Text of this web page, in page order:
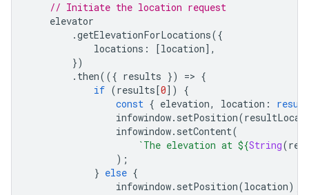
// Initiate the location request
elevator
.getElevationForLocations({
locations : [location],
})
. then(({ results }) => {
if (results [0])
{
const { elevation, location :
infowindow. setPosition(
infowindow. setContent(
`The elevation at ${String(
);
} else {
infowindow. setPosition(location);